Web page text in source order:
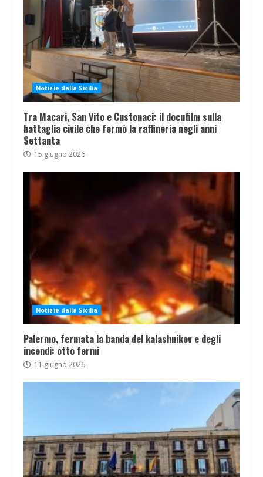
Notizie dalla Sicilia
Tra Macari, San Vito e Custonaci: il docufilm sulla
battaglia civile che fermò la raffineria negli anni
Settanta
15 giugno 2026
Notizie dalla Sicilia
Palermo, fermata la banda del kalashnikov e degli
incendi: otto fermi
11 giugno 2026